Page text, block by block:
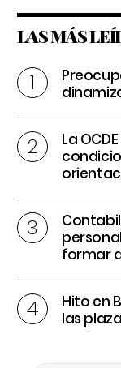
LAS MÁS
La
formar
Hito en
las